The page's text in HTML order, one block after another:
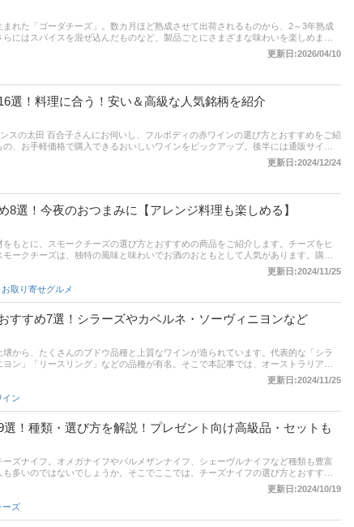
れた「ゴーダチーズ」。数カ月ほど熟成させて出荷されるものから、2～3年熟成
にはスパイスを混ぜ込んだものなど、製品ごとにさまざまな味わいを楽しめま
の選び方とおすすめの商品をご紹介！ そのまま食べられるものや、ピザやグラタ
料理にアレンジしやすい商品をピックアップしています。記事後半には、通販サ
更新日:2026/04/10
選！料理に合う！安い＆高級な人気銘柄を紹介
スの太田 百合子さんにお伺いし、フルボディの赤ワインの選び方とおすすめをご紹
、お手軽価格で購入できるおいしいワインをピックアップ。後半には通販サイト
更新日:2024/12/24
8選！今夜のおつまみに【アレンジ料理も楽しめる】
もとに、スモークチーズの選び方とおすすめの商品をご紹介します。チーズをヒ
ークチーズは、独特の風味と味わいでお酒のおともとして人気があります。購入
、さらには飲み物との相性など、押さえておきたいいくつかのポイントがあるよ
グも掲載していますので、スモークチーズ選びの参考にしてくださいね。
更新日:2024/11/25
お取り寄せグルメ
すすめ7選！シラーズやカベルネ・ソーヴィニヨンなど
から、たくさんのブドウ品種と上質なワインが造られています。代表的な「シラ
ン」「リースリング」などの品種が有名。そこで本記事では、オーストラリア産
ます。赤・白・ロゼから人気商品を厳選。後半には、比較一覧表や通販サイトの
更新日:2024/11/25
イン
！種類・選び方を解説！プレゼント向け高級品・セットも
ズナイフ。オメガナイフやパルメザンナイフ、シェーヴルナイフなど種類も豊富
多いのではないでしょうか。そこでここでは、チーズナイフの選び方とおすすめ
おしゃれなデザインや機能にもこだわって厳選。プレゼント向けの高級品もピッ
サイトの最新人気ランキングもあるので、売れ筋や口コミとあわせてチェックし
更新日:2024/10/19
ーズ